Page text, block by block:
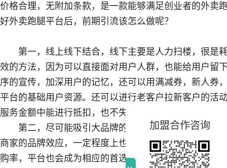
加盟合作咨询
价格合理，无附加条款，是一款能够满足创业者的外卖
好外卖跑腿平台后，前期引流该怎么做呢？
第一，线上线下结合，线下主要是人力扫楼，很是
效的方法，因为可以直接面对用户人群，也能给用户留
序的宣传，加深用户的记忆，还可以用满减券，新人券
平台的基础用户资源。还可以进行老客户拉新客户的活
服务金额中能进行抵扣，也不失为巩固老客户的一种方
第二，尽可能吸引大品牌的商家入驻，因为这些商
商家的品牌效应，一定程度上也是能促进单量的增加的
购率，平台也会成为相应的首选。还有就是差异化的商